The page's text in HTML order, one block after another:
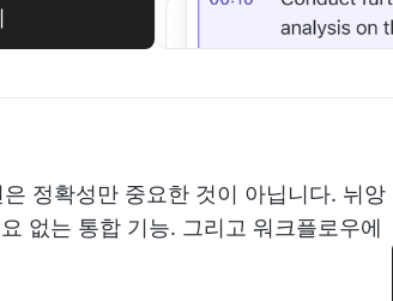
정확성만 중요한 것이 아닙니다. 뉘앙
없는 통합 기능. 그리고 워크플로우에